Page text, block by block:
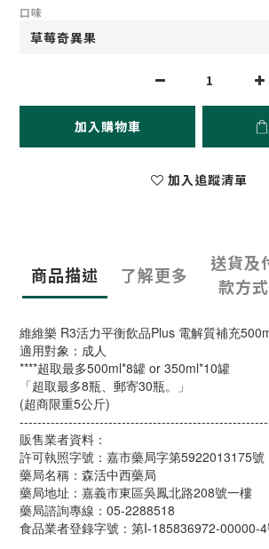
口味
加入購物車
加入追蹤清單
商品描述 了解更多
送貨及
款方式
維維樂 R3活力平衡飲品Plus 電解質補充
適用對象：成人
****超取最多500ml*8罐 or 350ml*10罐
「超取最多8瓶、郵寄30瓶。」
(超商限重5公斤)
販售業者資料：
許可執照字號：嘉市藥局字第5922013175號
藥局名稱：森活中西藥局
藥局地址：嘉義市東區吳鳳北路208號一樓
藥局諮詢專線：05-2288518
食品業者登錄字號：第I-185836972-00000-